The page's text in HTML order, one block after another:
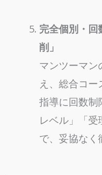
完全個別・
削」
マンツーマン
え、総合コ
指導に回数制
レベル」「受
で、妥協なく